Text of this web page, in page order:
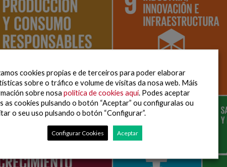
cookies propias e de terceiros para poder elaborar
sobre o tráfico e volume de visitas da nosa web. Máis
sobre nosa política de cookies aquí. Podes aceptar
as cookies pulsando o botón “Aceptar” ou configuralas ou
o seu uso pulsando o botón “Configurar”.
Configurar Cookies Aceptar